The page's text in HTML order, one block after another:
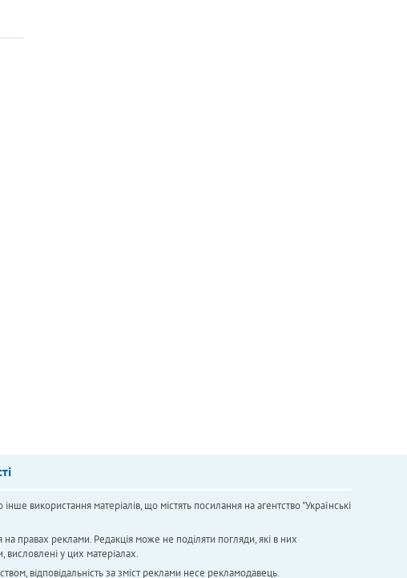
використання матеріалів, що містять посилання на агентство "Українськi
правах реклами. Редакція може не поділяти погляди, які в них
у цих матеріалах.
відповідальність за зміст реклами несе рекламодавець.